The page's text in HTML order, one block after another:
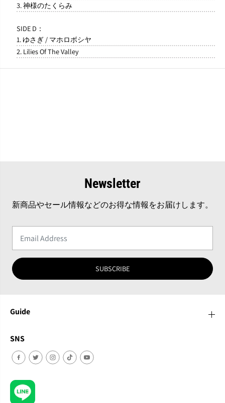
3. 神様のたくらみ
SIDE D：
1. ゆさぎ / マホロボシヤ
2. Lilies Of The Valley
Newsletter
新商品やセール情報などのお得な情報をお届けします。
SUBSCRIBE
Guide
SNS